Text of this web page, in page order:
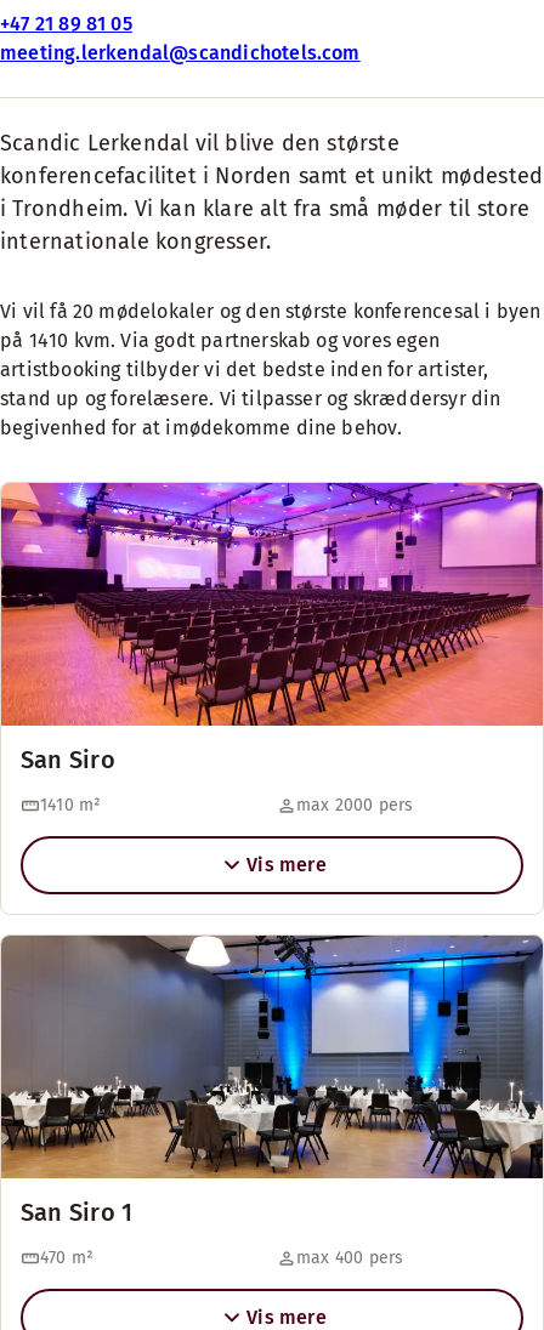
+47 21 89 81 05
meeting.lerkendal@scandichotels.com
Scandic Lerkendal vil blive den største
konferencefacilitet i Norden samt et unikt mødested
i Trondheim. Vi kan klare alt fra små møder til store
internationale kongresser.
Vi vil få 20 mødelokaler og den største konferencesal i byen
på 1410 kvm. Via godt partnerskab og vores egen
artistbooking tilbyder vi det bedste inden for artister,
stand up og forelæsere. Vi tilpasser og skræddersyr din
begivenhed for at imødekomme dine behov.
San Siro
1410 m² max 2000 pers
Vis mere
San Siro 1
470 m² max 400 pers
Vis mere